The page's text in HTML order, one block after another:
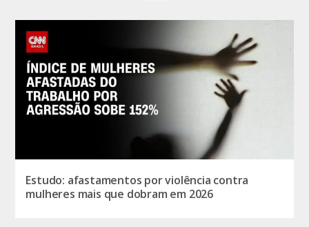
Estudo: afastamentos por violência contra
mulheres mais que dobram em 2026